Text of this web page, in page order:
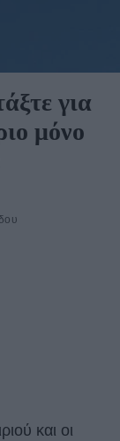
για
μόνο
και οι